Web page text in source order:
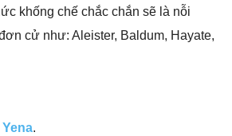
khống chế chắc chắn sẽ là nỗi
cử như: Aleister, Baldum, Hayate,
Yena.